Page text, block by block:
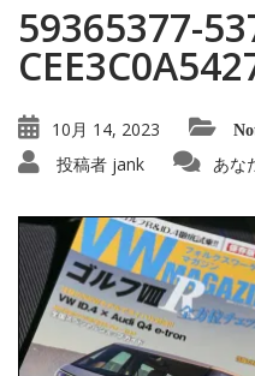
59365377-
10月 14, 2023
投稿者 jank あな